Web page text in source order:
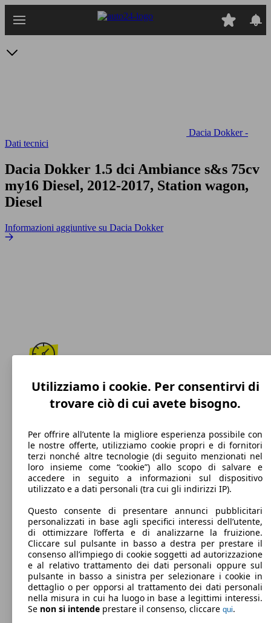
Dacia Dokker -
Dati tecnici
Dacia Dokker 1.5 dci Ambiance s&s 75cv
my16 Diesel, 2012-2017, Station wagon,
Diesel
Informazioni aggiuntive su Dacia Dokker
152 km/h
Velocità massima
Diesel
Carburante
108 g/km
Emissioni di CO2 (combinato)*
Utilizziamo i cookie. Per consentirvi di
trovare ciò di cui avete bisogno.
Per offrire all’utente la migliore esperienza possibile con
le nostre offerte, utilizziamo cookie propri e di fornitori
terzi nonché altre tecnologie (di seguito menzionati nel
loro insieme come “cookie”) allo scopo di salvare e
accedere in seguito a informazioni sul dispositivo
utilizzato e a dati personali (tra cui gli indirizzi IP).
Questo consente di presentare annunci pubblicitari
personalizzati in base agli specifici interessi dell’utente,
di ottimizzare l’offerta e di analizzarne la fruizione.
Cliccare sul pulsante in basso a destra per prestare il
consenso all’impiego di cookie soggetti ad autorizzazione
e al relativo trattamento dei dati personali oppure sul
pulsante in basso a sinistra per selezionare i cookie in
dettaglio o per opporsi al trattamento dei dati personali
nella misura in cui ha luogo in base a legittimi interessi.
Se non si intende prestare il consenso, cliccare qui.